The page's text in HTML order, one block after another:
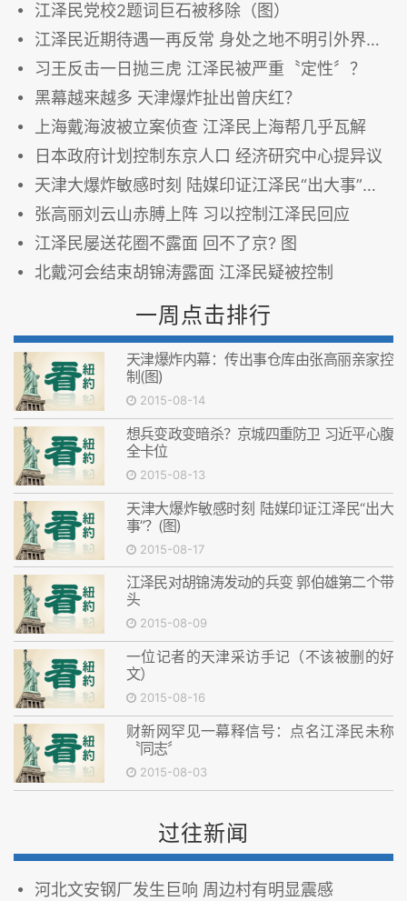
江泽民党校2题词巨石被移除（图）
江泽民近期待遇一再反常 身处之地不明引外界关注
习王反击一日抛三虎 江泽民被严重〝定性〞？
黑幕越来越多 天津爆炸扯出曾庆红？
上海戴海波被立案侦查 江泽民上海帮几乎瓦解
日本政府计划控制东京人口 经济研究中心提异议
天津大爆炸敏感时刻 陆媒印证江泽民“出大事”？(图)
张高丽刘云山赤膊上阵 习以控制江泽民回应
江泽民屡送花圈不露面 回不了京? 图
北戴河会结束胡锦涛露面 江泽民疑被控制
一周点击排行
天津爆炸内幕：传出事仓库由张高丽亲家控
制(图)
2015-08-14
想兵变政变暗杀？京城四重防卫 习近平心腹
全卡位
2015-08-13
天津大爆炸敏感时刻 陆媒印证江泽民“出大
事”？(图)
2015-08-17
江泽民对胡锦涛发动的兵变 郭伯雄第二个带
头
2015-08-09
一位记者的天津采访手记（不该被删的好
文）
2015-08-16
财新网罕见一幕释信号：点名江泽民未称
〝同志〞
2015-08-03
过往新闻
河北文安钢厂发生巨响 周边村有明显震感